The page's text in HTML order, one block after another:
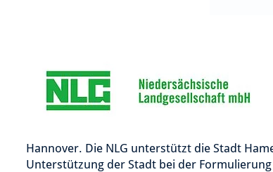
Hannover. Die NLG unterstützt die Stadt
Unterstützung der Stadt bei der